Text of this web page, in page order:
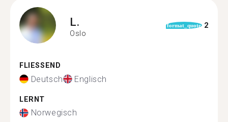
L.
Oslo
format_quote 2
FLIESSEND
Deutsch Englisch
LERNT
Norwegisch